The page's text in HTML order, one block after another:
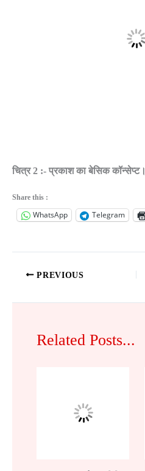
चित्र 2 :- प्रकाश का बेसिक कॉन्सेप्ट।
Share this :
WhatsApp Telegram
PREVIOUS
Related Posts...